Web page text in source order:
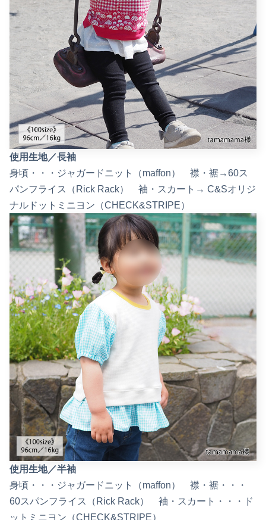
使用生地／長袖
身頃・・・ジャガードニット（maffon） 襟・裾→60ス
パンフライス（Rick Rack） 袖・スカート→ C&Sオリジ
ナルドットミニヨン（CHECK&STRIPE）
使用生地／半袖
身頃・・・ジャガードニット（maffon） 襟・裾・・・
60スパンフライス（Rick Rack） 袖・スカート・・・ド
ットミニヨン（CHECK&STRIPE）